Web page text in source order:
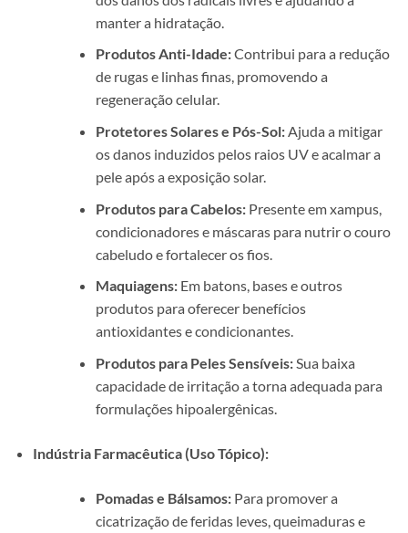
manter a hidratação.
Produtos Anti-Idade:Contribui para a redução
de rugas e linhas finas, promovendo a
regeneração celular.
Protetores Solares e Pós-Sol:Ajuda a mitigar
os danos induzidos pelos raios UV e acalmar a
pele após a exposição solar.
Produtos para Cabelos:Presente em xampus,
condicionadores e máscaras para nutrir o couro
cabeludo e fortalecer os fios.
Maquiagens:Em batons, bases e outros
produtos para oferecer benefícios
antioxidantes e condicionantes.
Produtos para Peles Sensíveis:Sua baixa
capacidade de irritação a torna adequada para
formulações hipoalergênicas.
Indústria Farmacêutica (Uso Tópico):
Pomadas e Bálsamos:Para promover a
cicatrização de feridas leves, queimaduras e